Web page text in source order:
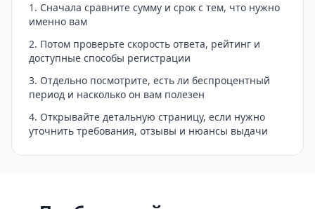
Сначала сравните сумму и срок с тем, что нужно
именно вам
Потом проверьте скорость ответа, рейтинг и
доступные способы регистрации
Отдельно посмотрите, есть ли беспроцентный
период и насколько он вам полезен
Открывайте детальную страницу, если нужно
уточнить требования, отзывы и нюансы выдачи